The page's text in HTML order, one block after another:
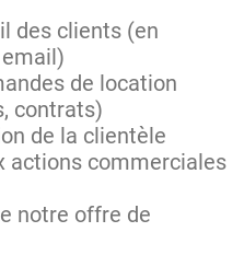
des clients (en
de location
contrats)
de la clientèle
actions commerciales
notre offre de